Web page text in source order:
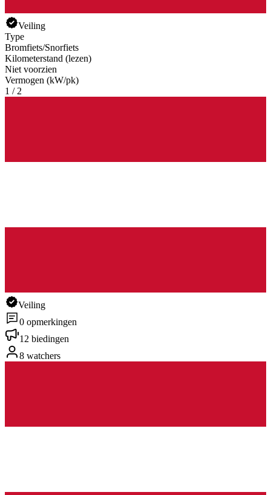
Veiling
Type
Bromfiets/Snorfiets
Kilometerstand (lezen)
Niet voorzien
Vermogen (kW/pk)
1 / 2
Veiling
0 opmerkingen
12 biedingen
8 watchers